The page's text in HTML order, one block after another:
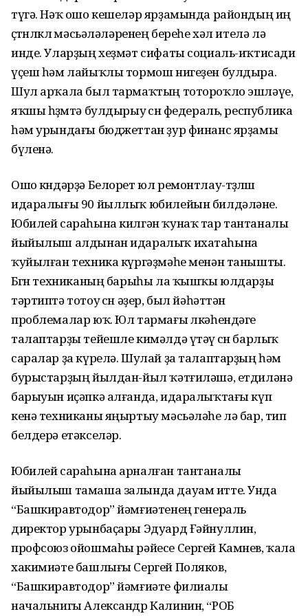
түгә. Нәҡ ошо кешеләр ярҙамында райондың иң
өҫтөнлөклө мәсьәләләренең береһе хәл ителә лә
инде. Уларҙың хеҙмәт сифаты социаль-иҡтисади
үҫеш һәм лайыҡлы тормош нигеҙен булдыра.
Шул арҡала был тармаҡтың тотороҡло эшләүе,
яҡшы һөҙөмтә булдырыу өсөн федераль, республика
һәм урындағы бюджеттан ҙур финанс ярҙамы
бүленә.
Ошо көндәрҙә Белорет юл ремонтлау-төҙөлөш
идаралығы 90 йыллыҡ юбилейын билдәләне.
Юбилей сараһына килгән ҡунаҡ тар тантаналы
йыйылыш алдынан идаралыҡ ихатаһына
ҡуйылған техника күргәҙмәһе менән танышты.
Бөгөн техниканың барыһы ла ҡышҡы юлдарҙы
тәртиптә тотоу өсөн әҙер, был йәһәттән
проблемалар юҡ. Юл тармағы өлкәһендәге
талаптарҙы тейешле кимәлдә үтәү өсөн барлыҡ
саралар ҙа күрелә. Шулай ҙа талаптарҙың һәм
бурыстарҙың йылдан-йыл ҡәтғиләшә, етдиләнә
барыуын иҫәпкә алғанда, идаралыҡтағы күп
кенә техниканы яңыртыу мәсьәләһе лә бар, тип
белдерә етәкселәр.
Юбилей сараһына арналған тантаналы
йыйылыш тамаша залында дауам итте. Унда
“Башкиравтодор” йәмғиәтенең генераль
директор урынбаҫары Эдуард Ғәйнуллин,
профсоюз ойошмаһы рәйесе Сергей Камнев, ҡала
хакимиәте башлығы Сергей Поляков,
“Башкиравтодор” йәмғиәте филиалы
начальнигы Александр Калинин, “РОБ